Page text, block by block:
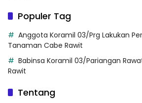
Populer Tag
Anggota Koramil 03/Prg Lakukan
Tanaman Cabe Rawit
Babinsa Koramil 03/Pariangan
Rawit
Tentang